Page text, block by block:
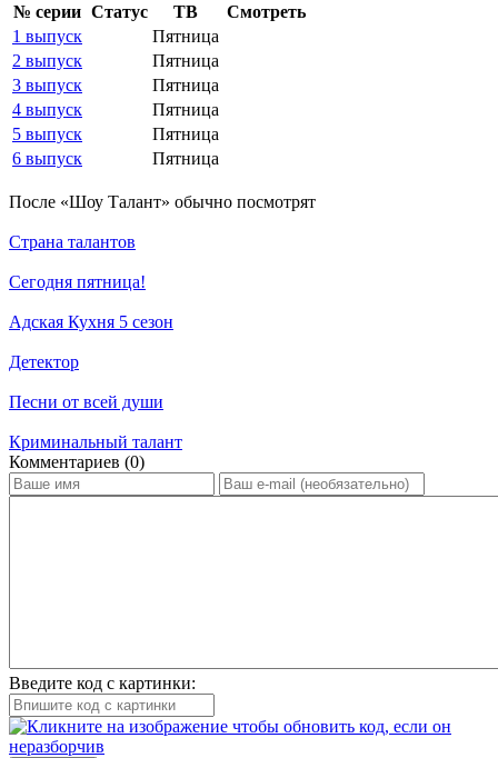
№ се­рии Ста­тус ТВ
Смот­реть
1 выпуск
Пятница
2 выпуск
Пятница
3 выпуск
Пятница
4 выпуск
Пятница
5 выпуск
Пятница
6 выпуск
Пятница
По­сле «Шоу Талант» обыч­но по­смот­рят
Страна талантов
Сегодня пятница!
Адская Кухня 5 сезон
Детектор
Песни от всей души
Криминальный талант
Ком­мен­та­ри­ев (0)
Введите код с картинки: